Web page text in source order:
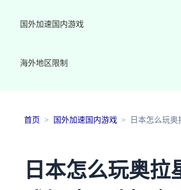
国外加速国内游戏
海外地区限制
首页 国外加速国内游戏 日本怎么玩
日本怎么玩奥